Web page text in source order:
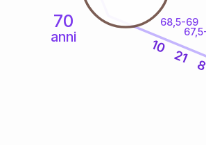
70
anni
68,5-69
8
21
10